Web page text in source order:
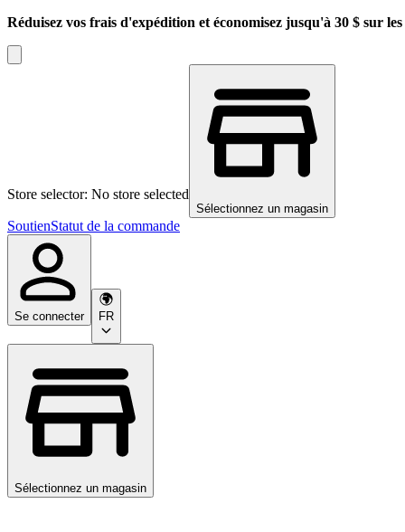
Réduisez vos frais d'expédition et économisez jusqu'à 30 $ sur
Store selector: No store selected
Sélectionnez un magasin
SoutienStatut de la commande
Se connecter FR
Sélectionnez un magasin